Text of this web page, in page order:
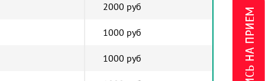
2000 руб
1000 руб
1000 руб ЗАПИСЬ НА ПРИЕМ